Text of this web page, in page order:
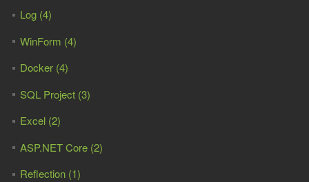
Log (4)
WinForm (4)
Docker (4)
SQL Project (3)
Excel (2)
ASP.NET Core (2)
Reflection (1)